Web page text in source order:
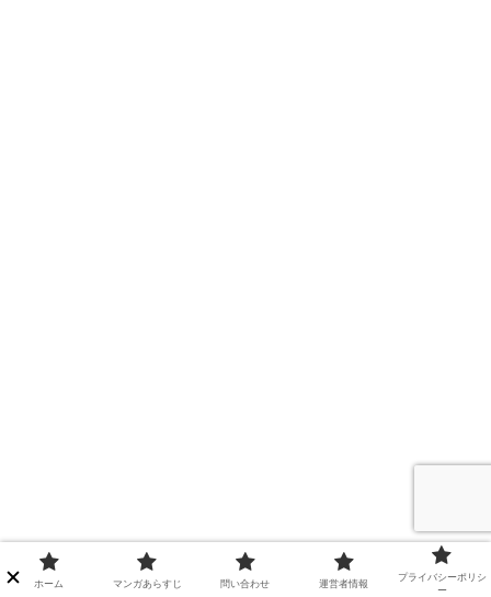
ホーム マンガあらすじ 問い合わせ 運営者情報
プライバシーポリシ
ー